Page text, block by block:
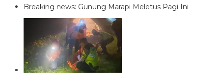
Breaking news: Gunung Marapi Meletus Pagi Ini